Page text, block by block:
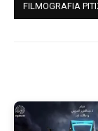
FILMOGRAFIA